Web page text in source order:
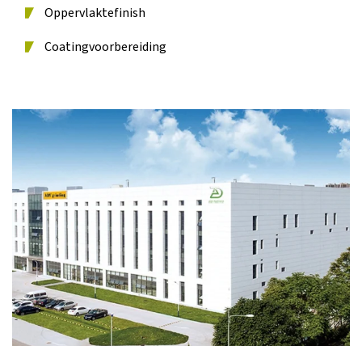
Oppervlaktefinish
Coatingvoorbereiding